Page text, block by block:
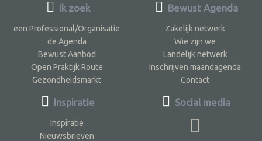
Ik zoek
een Professional/Organisatie
de Agenda
Bewust Aanbod
Open Praktijk Route
Gezondheidsmarkt
Inspiratie
Inspiratie
Nieuwsbrieven
Bewust Agenda
Zakelijk netwerk
Wie zijn we
Landelijk netwerk
Inschrijven maandagenda
Contact
Social media